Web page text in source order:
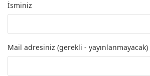
İsminiz
Mail adresiniz (gerekli - yayınlanmayacak)